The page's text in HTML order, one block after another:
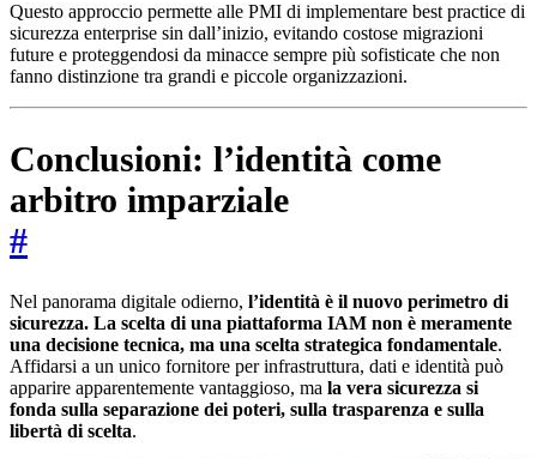
Questo approccio permette alle PMI di implementare best practice di
sicurezza enterprise sin dall’inizio, evitando costose migrazioni
future e proteggendosi da minacce sempre più sofisticate che non
fanno distinzione tra grandi e piccole organizzazioni.
Conclusioni: l’identità come
arbitro imparziale
#
Nel panorama digitale odierno, l’identità è il nuovo perimetro di
sicurezza. La scelta di una piattaforma IAM non è meramente
una decisione tecnica, ma una scelta strategica fondamentale.
Affidarsi a un unico fornitore per infrastruttura, dati e identità può
apparire apparentemente vantaggioso, ma la vera sicurezza si
fonda sulla separazione dei poteri, sulla trasparenza e sulla
libertà di scelta.